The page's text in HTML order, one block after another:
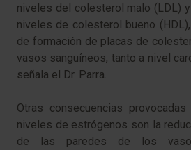
niveles del colesterol malo (LDL)
niveles de colesterol bueno
de formación de placas de
vasos sanguíneos, tanto a nivel
señala el Dr. Parra.
Otras consecuencias
niveles de estrógenos son la
de las paredes de los